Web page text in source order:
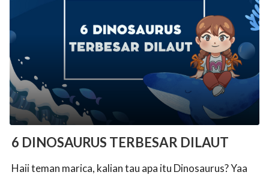
6 DINOSAURUS TERBESAR DILAUT
Haii teman marica, kalian tau apa itu Dinosaurus? Yaa